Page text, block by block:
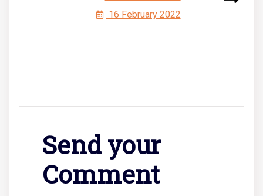
16 February 2022
Send your
Comment